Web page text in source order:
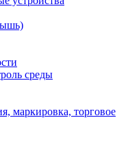
среды
маркировка, торговое